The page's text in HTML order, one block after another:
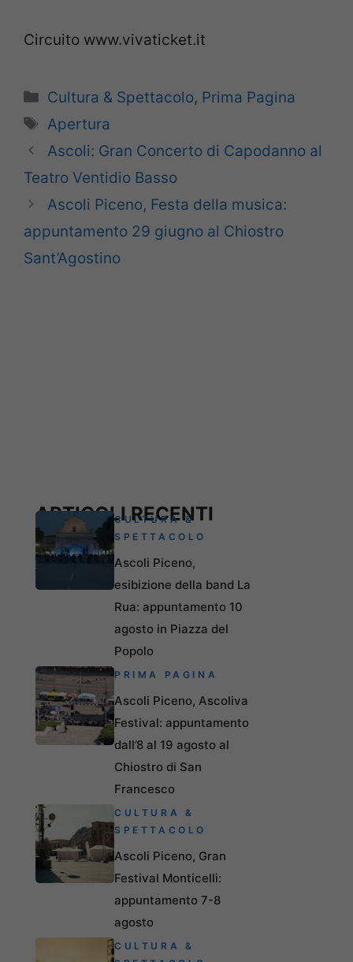
Circuito www.vivaticket.it
Categorie
Cultura & Spettacolo, Prima Pagina
Tag
Apertura
Ascoli: Gran Concerto di Capodanno al
Teatro Ventidio Basso
Ascoli Piceno, Festa della musica:
appuntamento 29 giugno al Chiostro
Sant’Agostino
ARTICOLI RECENTI
CULTURA &
SPETTACOLO
Ascoli Piceno,
esibizione della band La
Rua: appuntamento 10
agosto in Piazza del
Popolo
PRIMA PAGINA
Ascoli Piceno, Ascoliva
Festival: appuntamento
dall’8 al 19 agosto al
Chiostro di San
Francesco
CULTURA &
SPETTACOLO
Ascoli Piceno, Gran
Festival Monticelli:
appuntamento 7-8
agosto
CULTURA &